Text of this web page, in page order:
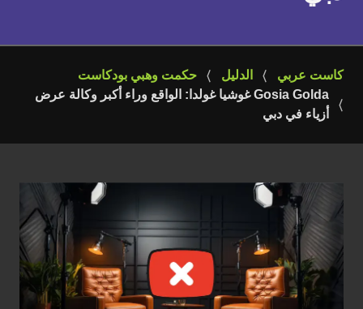
كاست عربي الدليل
حكمت وهبي بودكاست
Gosia Golda غوشيا غولدا: الواقع وراء أكبر وكالة عرض
أزياء في دبي